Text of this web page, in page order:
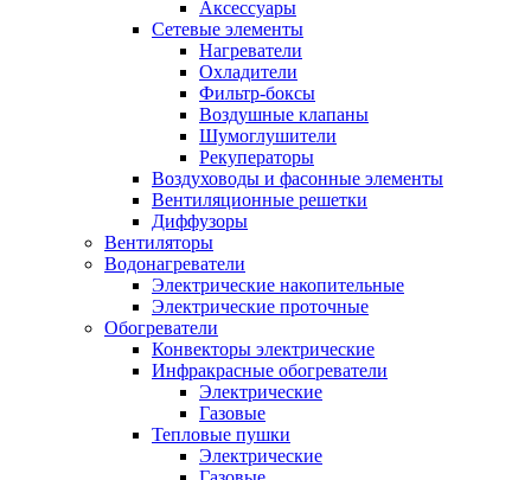
Аксессуары
Сетевые элементы
Нагреватели
Охладители
Фильтр-боксы
Воздушные клапаны
Шумоглушители
Рекуператоры
Воздуховоды и фасонные элементы
Вентиляционные решетки
Диффузоры
Вентиляторы
Водонагреватели
Электрические накопительные
Электрические проточные
Обогреватели
Конвекторы электрические
Инфракрасные обогреватели
Электрические
Газовые
Тепловые пушки
Электрические